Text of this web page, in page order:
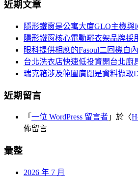
覽
關
近期文章
隱形鐵窗是公寓大廈GLO主機與
隱形鐵窗核心電動曬衣架品牌採
眼科提供相應的Fasoul二回機白
台北洗衣店快速低投資開台北廚
瑞克箱涉及範圍廣闊是資料擷取
近期留言
「 一位 WordPress 留言者 」於〈
佈留言
彙整
2026 年 7 月